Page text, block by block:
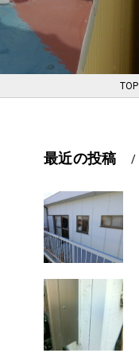
TOP
最近の投稿